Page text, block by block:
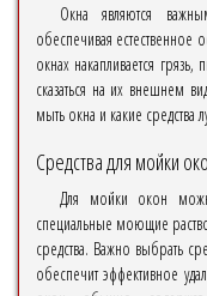
Окна являются
обеспечивая
окнах накапливается
сказаться на их внешнем
мыть окна и какие средства
Средства для мойки
Для мойки окон
специальные моющие
средства. Важно выбрать
обеспечит эффективное